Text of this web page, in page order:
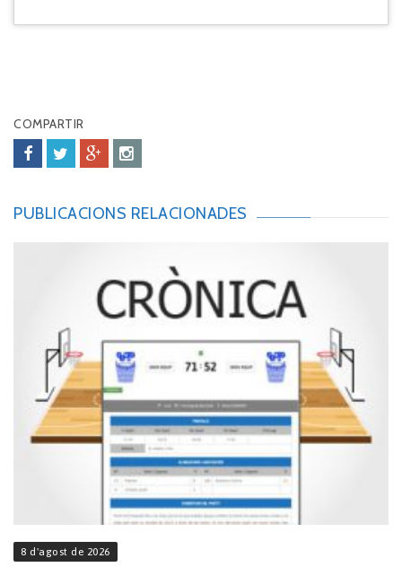
COMPARTIR
PUBLICACIONS RELACIONADES
8 d'agost de 2026